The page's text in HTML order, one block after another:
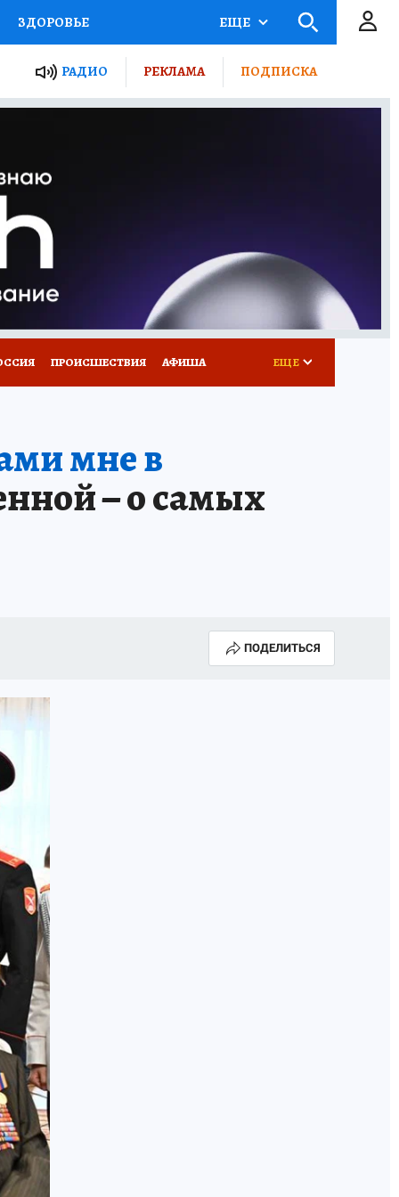
ЗДОРОВЬЕ
РОССИИ АФИША
ПУТЕВОДИТЕЛЬ
ПОТРЕБИТЕЛЯ
ЕЩЕ
РАДИО РЕКЛАМА ПОДПИСКА
ПРОИСШЕСТВИЯ АФИША ЕЩЕ
мне в
– о самых
ПОДЕЛИТЬСЯ